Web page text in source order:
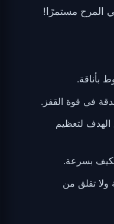
المرح مستمرًا!
بأناقة.
في قوة القفز.
لتعظيم
بسرعة.
ولا تقلق من